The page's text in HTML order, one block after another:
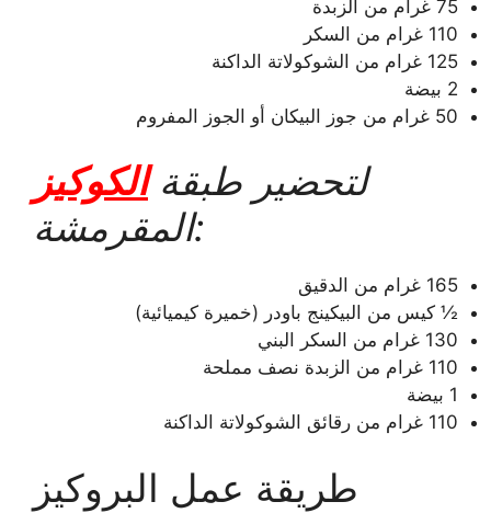
75 غرام من الزبدة
110 غرام من السكر
125 غرام من الشوكولاتة الداكنة
2 بيضة
50 غرام من جوز البيكان أو الجوز المفروم
لتحضير طبقةالكوكيز
المقرمشة:
165 غرام من الدقيق
½ كيس من البيكينج باودر (خميرة كيميائية)
130 غرام من السكر البني
110 غرام من الزبدة نصف مملحة
1 بيضة
110 غرام من رقائق الشوكولاتة الداكنة
طريقة عمل البروكيز